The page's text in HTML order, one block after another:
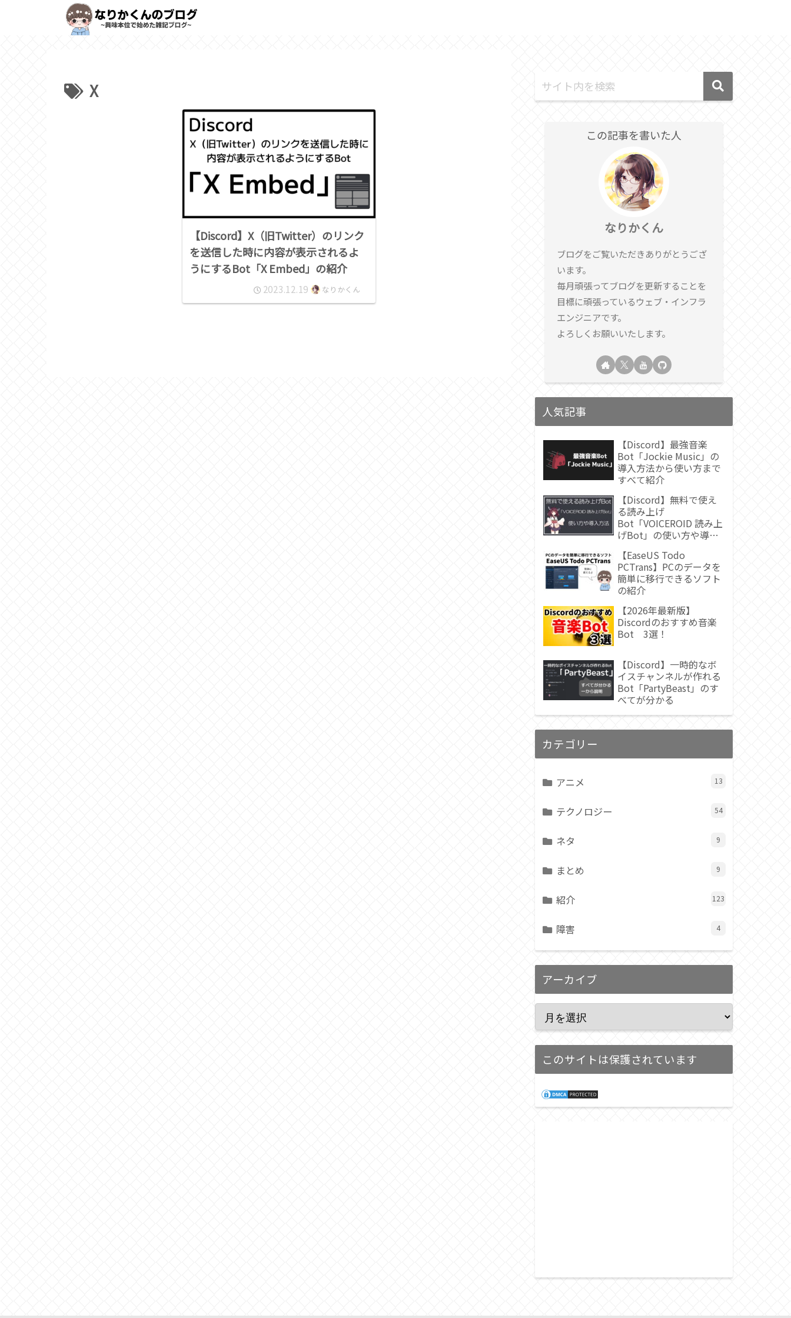
X
【Discord】X（旧Twitter）のリンク
を送信した時に内容が表示されるよ
うにするBot「X Embed」の紹介
2023.12.19 なりかくん
この記事を書いた人
なりかくん
ブログをご覧いただきありがとうござ
います。
毎月頑張ってブログを更新することを
目標に頑張っているウェブ・インフラ
エンジニアです。
よろしくお願いいたします。
人気記事
【Discord】最強音楽
Bot「Jockie Music」の
導入方法から使い方まで
すべて紹介
【Discord】無料で使え
る読み上げ
Bot「VOICEROID 読み上
げBot」の使い方や導入
【EaseUS Todo
PCTrans】PCのデータを
簡単に移行できるソフト
の紹介
【2026年最新版】
Discordのおすすめ音楽
Bot 3選！
【Discord】一時的なボ
イスチャンネルが作れる
Bot「PartyBeast」のす
べてが分かる
カテゴリー
アニメ 13
テクノロジー 54
ネタ 9
まとめ 9
紹介 123
障害 4
アーカイブ
このサイトは保護されています